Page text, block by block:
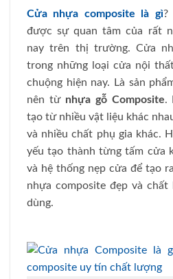
Cửa nhựa composite là gì?
được sự quan tâm của rất
nay trên thị trường. Cửa
trong những loại cửa nội
chuộng hiện nay. Là sản
nên từ nhựa gỗ Composite.
tạo từ nhiều vật liệu khác
và nhiều chất phụ gia khác.
yếu tạo thành từng tấm cửa
và hệ thống nẹp cửa để tạo
nhựa composite đẹp và
dùng.